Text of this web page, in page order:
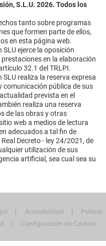
S.L.U. 2026. Todos los
tanto sobre programas
que formen parte de ellos,
en esta página web.
ejerce la oposición
en la elaboración
32.1 del TRLPI.
realiza la reserva expresa
comunicación pública de sus
prevista en el
realiza una reserva
de las obras y otras
web a medios de lectura
adecuados a tal fin de
Decreto - ley 24/2021, de
utilización de sus
artificial, sea cual sea su
Accesibilidad
Política
Configuración de Cookies